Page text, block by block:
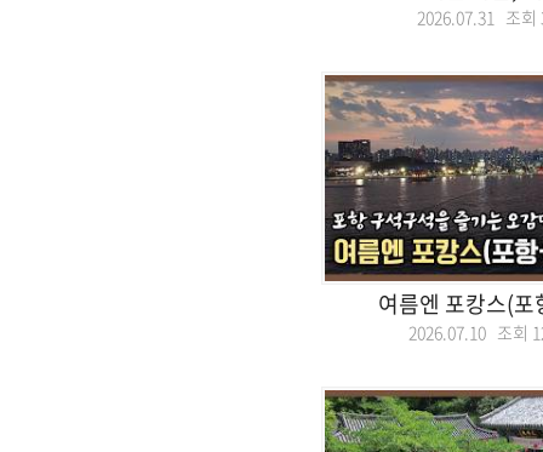
2026.07.31 조회
여름엔 포캉스(포
2026.07.10 조회